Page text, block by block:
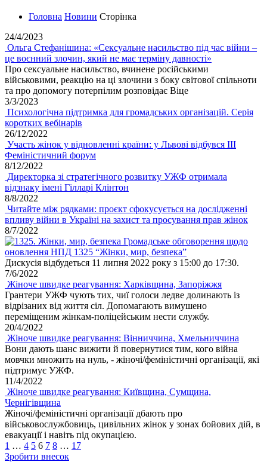
Головна Новини Сторінка
24/4/2023
Ольга Стефанішина: «Сексуальне насильство під час війни –
це воєнний злочин, який не має терміну давності»
Про сексуальне насильство, вчинене російськими
військовими, реакцію на ці злочини з боку світової спільноти
та про допомогу потерпілим розповідає Віце
3/3/2023
Психологічна підтримка для громадських організацій. Серія
коротких вебінарів
26/12/2022
Участь жінок у відновленні країни: у Львові відбувся III
Феміністичний форум
8/12/2022
Директорка зі стратегічного розвитку УЖФ отримала
відзнаку імені Гілларі Клінтон
8/8/2022
Читайте між рядками: проєкт сфокусується на дослідженні
впливу війни в Україні на захист та просування прав жінок
8/7/2022
Громадське обговорення щодо
оновлення НПД 1325 “Жінки, мир, безпека”
Дискусія відбудеться 11 липня 2022 року з 15:00 до 17:30.
7/6/2022
Жіноче швидке реагування: Харківщина, Запоріжжя
Грантери УЖФ чують тих, чиї голоси ледве долинають із
відрізаних від життя сіл. Допомагають вимушено
переміщеним жінкам-поліцейським нести службу.
20/4/2022
Жіноче швидке реагування: Вінниччина, Хмельниччина
Вони дають шанс вижити й повернутися тим, кого війна
мовчки множить на нуль, - жіночі/феміністичні організації, які
підтримує УЖФ.
11/4/2022
Жіноче швидке реагування: Київщина, Сумщина,
Чернігівщина
Жіночі/феміністичні організації дбають про
військовослужбовиць, цивільних жінок у зонах бойових дій, в
евакуації і навіть під окупацією.
1 … 4 5 6 7 8 … 17
Зробити внесок